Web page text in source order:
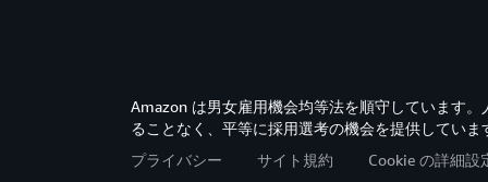
Amazon は男女雇用機会均等法を順守しています
ることなく、平等に採用選考の機会を提供していま
プライバシー
サイト規約 Cookie の詳細設